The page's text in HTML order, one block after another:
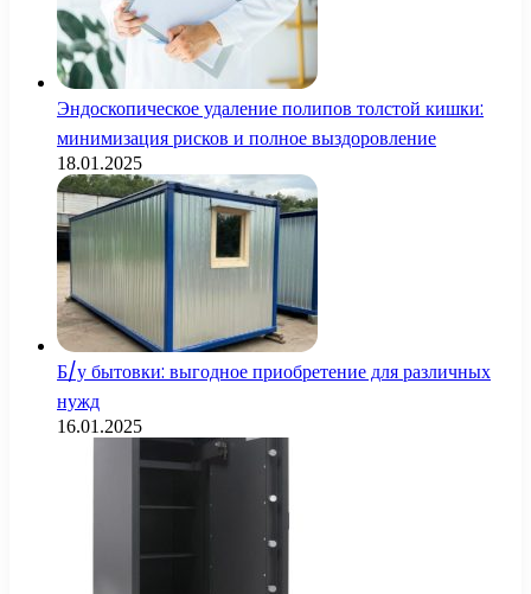
Эндоскопическое удаление полипов толстой кишки:
минимизация рисков и полное выздоровление
18.01.2025
Б/у бытовки: выгодное приобретение для различных
нужд
16.01.2025